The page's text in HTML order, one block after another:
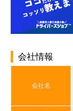
会社情報
会社名